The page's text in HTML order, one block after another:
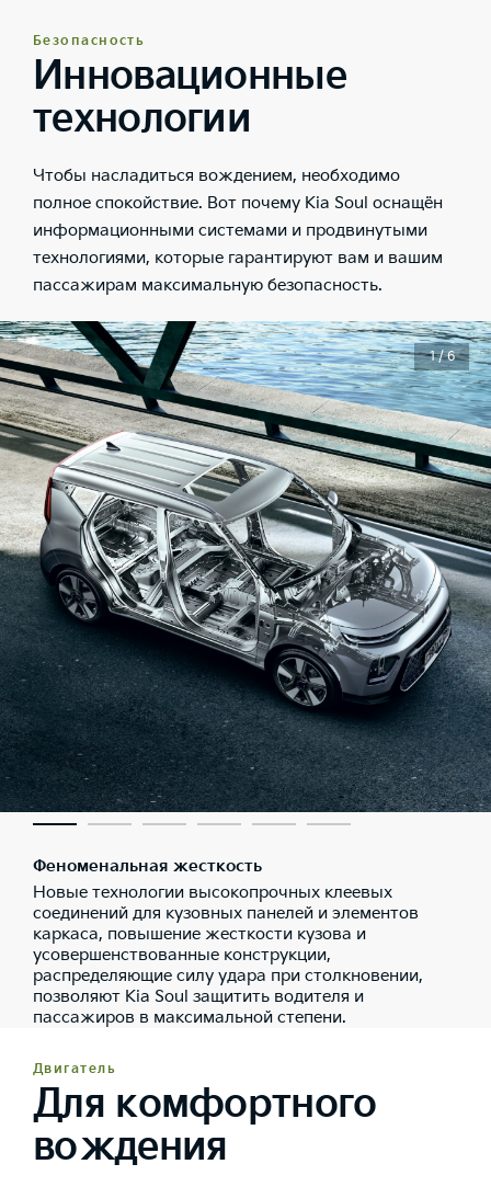
Безопасность
Инновационные
технологии
Чтобы насладиться вождением, необходимо
полное спокойствие. Вот почему Kia Soul оснащён
информационными системами и продвинутыми
технологиями, которые гарантируют вам и вашим
пассажирам максимальную безопасность.
Феноменальная жесткость
Новые технологии высокопрочных клеевых
соединений для кузовных панелей и элементов
каркаса, повышение жесткости кузова и
усовершенствованные конструкции,
распределяющие силу удара при столкновении,
позволяют Kia Soul защитить водителя и
пассажиров в максимальной степени.
1 / 6
Двигатель
Для комфортного
вождения